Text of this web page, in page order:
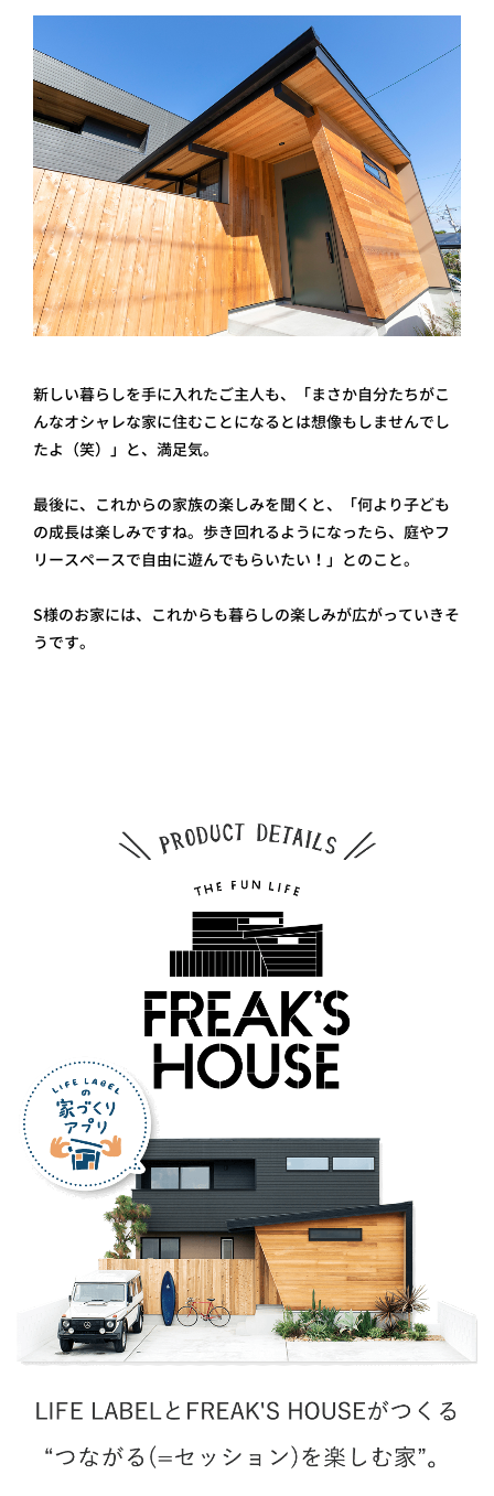
新しい暮らしを手に入れたご主人も、「まさか自分たちがこ
んなオシャレな家に住むことになるとは想像もしませんでし
たよ（笑）」と、満足気。
最後に、これからの家族の楽しみを聞くと、「何より子ども
の成長は楽しみですね。歩き回れるようになったら、庭やフ
リースペースで自由に遊んでもらいたい！」とのこと。
S様のお家には、これからも暮らしの楽しみが広がっていきそ
うです。